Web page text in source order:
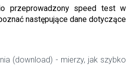
przeprowadzony speed test w
następujące dane dotyczące
(download) - mierzy, jak szybko